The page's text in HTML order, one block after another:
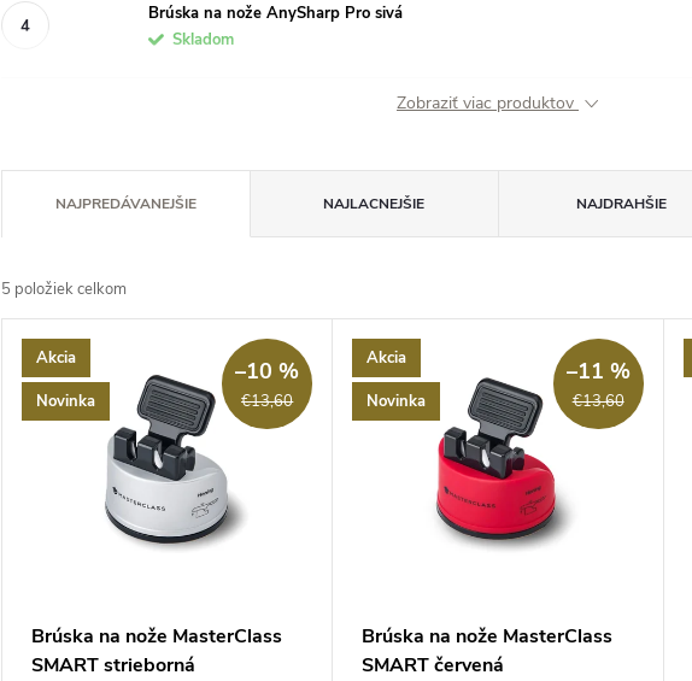
Brúska na nože AnySharp Pro sivá
Skladom
Zobraziť viac produktov
a
d
e
n
NAJPREDÁVANEJŠIE NAJLACNEJŠIE NAJDRAHŠIE
5 položiek celkom
V
ý
Akcia
Novinka
€13,60
–10 %
Brúska na nože MasterClass
SMART strieborná
Akcia
Novinka
€13,60
–11 %
Brúska na nože MasterClass
SMART červená